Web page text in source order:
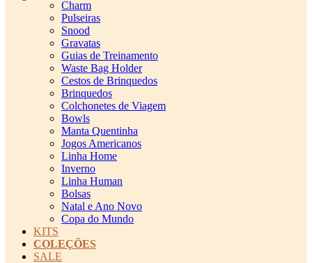
Charm
Pulseiras
Snood
Gravatas
Guias de Treinamento
Waste Bag Holder
Cestos de Brinquedos
Brinquedos
Colchonetes de Viagem
Bowls
Manta Quentinha
Jogos Americanos
Linha Home
Inverno
Linha Human
Bolsas
Natal e Ano Novo
Copa do Mundo
KITS
COLEÇÕES
SALE